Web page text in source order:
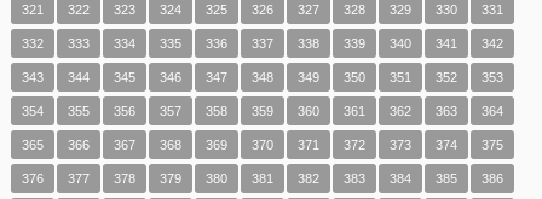
321 322 323 324 325 326 327 328 329 330 331
332 333 334 335 336 337 338 339 340 341 342
343 344 345 346 347 348 349 350 351 352 353
354 355 356 357 358 359 360 361 362 363 364
365 366 367 368 369 370 371 372 373 374 375
376 377 378 379 380 381 382 383 384 385 386